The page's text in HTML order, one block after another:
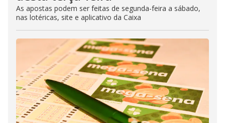
As apostas podem ser feitas de segunda-feira a sábado,
nas lotéricas, site e aplicativo da Caixa